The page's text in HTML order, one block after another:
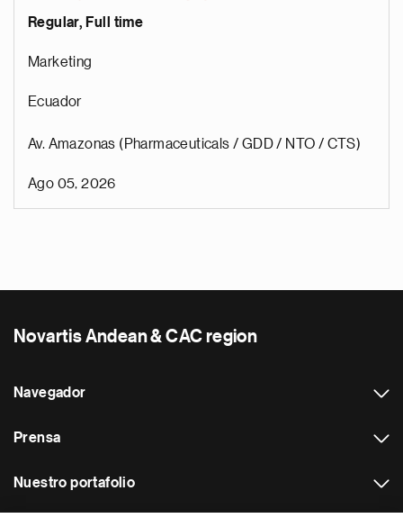
Regular, Full time
Marketing
Ecuador
Av. Amazonas (Pharmaceuticals / GDD / NTO / CTS)
Ago 05, 2026
Novartis Andean & CAC region
Navegador
Prensa
Nuestro portafolio